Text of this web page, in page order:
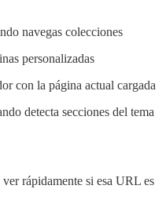
navegas colecciones
personalizadas
con la página actual cargada
detecta secciones del tema
rápidamente si esa URL es